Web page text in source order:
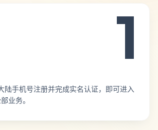
1
陆手机号注册并完成实名认证，即可进入
业务。